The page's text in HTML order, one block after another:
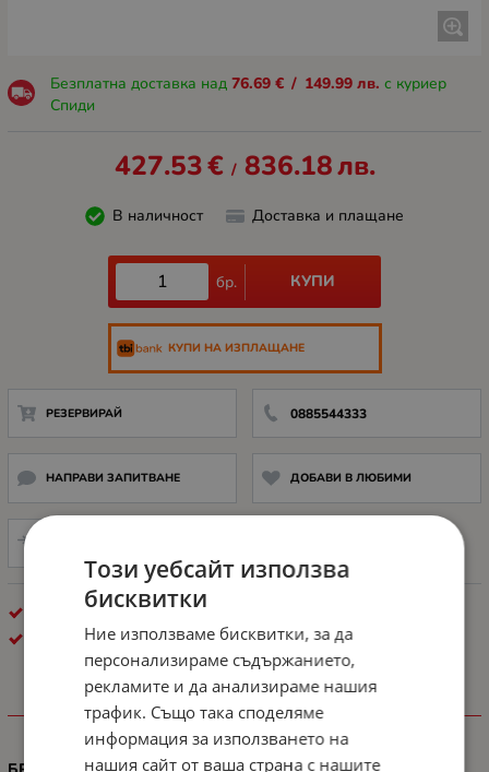
Безплатна доставка над 76.69 € / 149.99 лв. с куриер
Спиди
427.53€ / 836.18лв.
В наличност Доставка и плащане
бр. КУПИ
КУПИ НА ИЗПЛАЩАНЕ
РЕЗЕРВИРАЙ 0885544333
НАПРАВИ ЗАПИТВАНЕ ДОБАВИ В ЛЮБИМИ
КОНСУМАТИВИ ЗА ЛАЗЕРЕН ПЕЧАТ
ХАРАКТЕРИСТИКИ
Този уебсайт използва
бисквитки
Ние използваме бисквитки, за да
персонализираме съдържанието,
рекламите и да анализираме нашия
трафик. Също така споделяме
информация за използването на
нашия сайт от ваша страна с нашите